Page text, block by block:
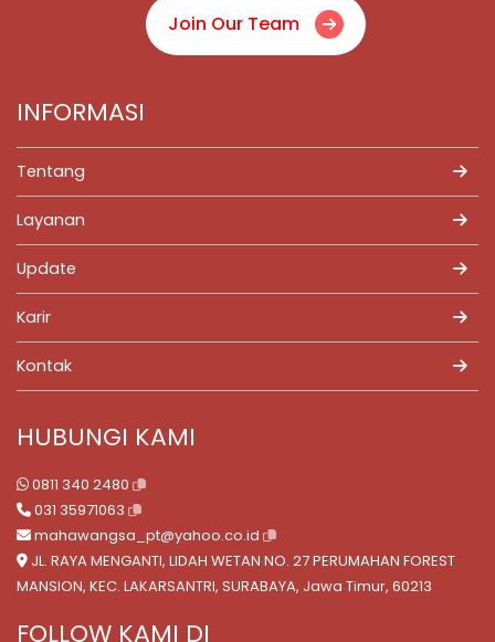
Join Our Team
INFORMASI
Tentang
Layanan
Update
Karir
Kontak
HUBUNGI KAMI
0811 340 2480
031 35971063
mahawangsa_pt@yahoo.co.id
JL. RAYA MENGANTI, LIDAH WETAN NO. 27 PERUMAHAN FOREST
MANSION, KEC. LAKARSANTRI, SURABAYA, Jawa Timur, 60213
FOLLOW KAMI DI